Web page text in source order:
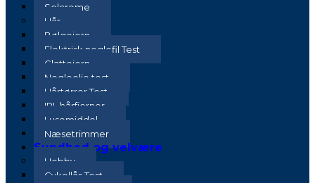
Solcreme
Hår
Bølgejern
Elektrisk neglefil Test
Glattejern
Negleolie test
Hårtørrer Test
IPL hårfjerner
Lusemiddel
Næsetrimmer
Sundhed og velvære
Hobby
Cykellås Test